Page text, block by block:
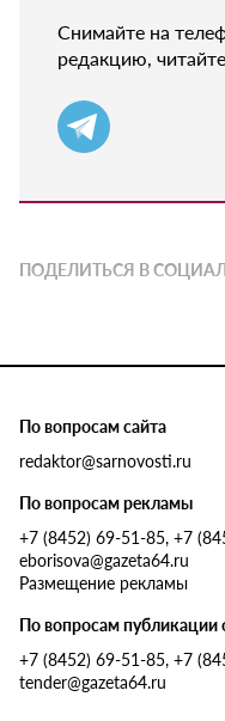
Снимайте на
редакцию,
ПОДЕЛИТЬСЯ В
По вопросам сайта
redaktor@sarnovosti.ru
По вопросам рекламы
+7 (8452) 69-51-85, +7
eborisova@gazeta64.ru
Размещение рекламы
По вопросам
+7 (8452) 69-51-85, +7
tender@gazeta64.ru